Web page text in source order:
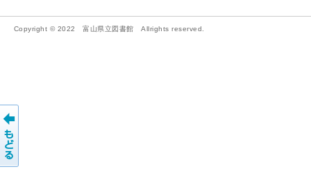
Copyright © 2022 富山県立図書館 Allrights reserved.